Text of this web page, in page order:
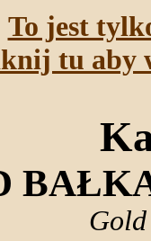
To jest
tu aby